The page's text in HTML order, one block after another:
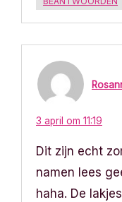
3 april om 11:19
Dit zijn echt
namen lees
haha. De